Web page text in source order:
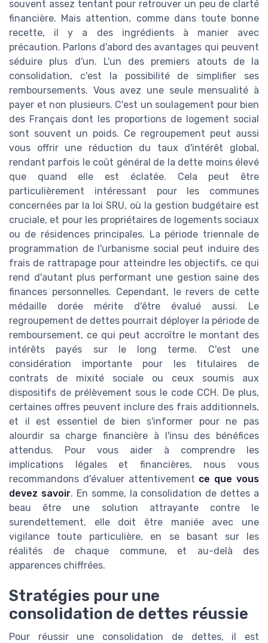
souvent assez tentant pour retrouver un peu de clarté
financière. Mais attention, comme dans toute bonne
recette, il y a des ingrédients à manier avec
précaution. Parlons d'abord des avantages qui peuvent
séduire plus d'un. L'un des premiers atouts de la
consolidation, c'est la possibilité de simplifier ses
remboursements. Vous avez une seule mensualité à
payer et non plusieurs. C'est un soulagement pour bien
des Français dont les proportions de logement social
sont souvent un poids. Ce regroupement peut aussi
vous offrir une réduction du taux d'intérêt global,
rendant parfois le coût général de la dette moins élevé
que quand elle est éclatée. Cela peut être
particulièrement intéressant pour les communes
concernées par la loi SRU, où la gestion budgétaire est
cruciale, et pour les propriétaires de logements sociaux
ou de résidences principales. La période triennale de
programmation de l'urbanisme social peut induire des
frais de rattrapage pour atteindre les objectifs, ce qui
rend d'autant plus performant une gestion saine des
finances personnelles. Cependant, le revers de cette
médaille dorée mérite d'être évalué aussi. Le
regroupement de dettes pourrait déployer la période de
remboursement, ce qui peut accroître le montant des
intérêts payés sur le long terme. C'est une
considération importante pour les titulaires de
contrats de mixité sociale ou ceux soumis aux
dispositifs de prélèvement sous le code CCH. De plus,
certaines offres peuvent inclure des frais additionnels,
et il est essentiel de bien s'informer pour ne pas
alourdir sa charge financière à l'insu des bénéfices
attendus. Pour vous aider à comprendre les
implications légales et financières, nous vous
recommandons d'évaluer attentivement ce que vous
devez savoir. En somme, la consolidation de dettes a
beau être une solution attrayante contre le
surendettement, elle doit être maniée avec une
vigilance toute particulière, en se basant sur les
réalités de chaque commune, et au-delà des
apparences chiffrées.
Stratégies pour une
consolidation de dettes réussie
Pour réussir une consolidation de dettes, il est